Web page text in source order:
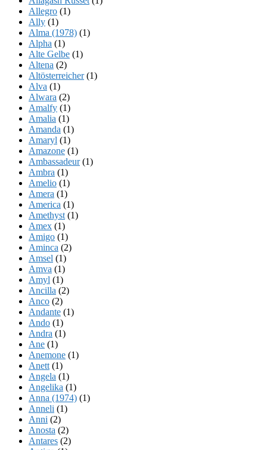
Allegro (1)
Ally (1)
Alma (1978) (1)
Alpha (1)
Alte Gelbe (1)
Altena (2)
Altösterreicher(1)
Alva (1)
Alwara (2)
Amalfy (1)
Amalia (1)
Amanda (1)
Amaryl (1)
Amazone (1)
Ambassadeur(1)
Ambra (1)
Amelio (1)
Amera (1)
America (1)
Amethyst (1)
Amex (1)
Amigo (1)
Aminca (2)
Amsel (1)
Amva (1)
Amyl (1)
Ancilla (2)
Anco (2)
Andante (1)
Ando (1)
Andra (1)
Ane (1)
Anemone (1)
Anett (1)
Angela (1)
Angelika (1)
Anna (1974) (1)
Anneli (1)
Anni (2)
Anosta (2)
Antares (2)